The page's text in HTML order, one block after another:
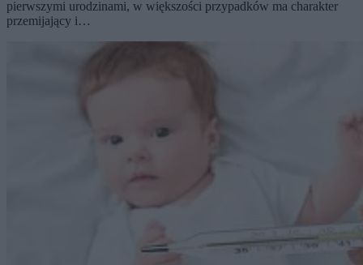
pierwszymi urodzinami, w większości przypadków ma charakter
przemijający i…